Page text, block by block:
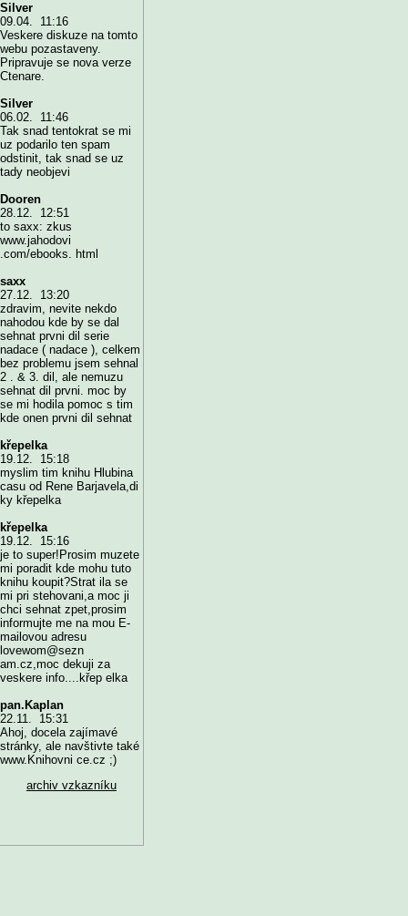
Silver
09.04. 11:16
Veskere diskuze na tomto
webu pozastaveny.
Pripravuje se nova verze
Ctenare.
Silver
06.02. 11:46
Tak snad tentokrat se mi
uz podarilo ten spam
odstinit, tak snad se uz
tady neobjevi
Dooren
28.12. 12:51
to saxx: zkus
www.jahodovi
.com/ebooks. html
saxx
27.12. 13:20
zdravim, nevite nekdo
nahodou kde by se dal
sehnat prvni dil serie
nadace ( nadace ), celkem
bez problemu jsem sehnal
2 . & 3. dil, ale nemuzu
sehnat dil prvni. moc by
se mi hodila pomoc s tim
kde onen prvni dil sehnat
křepelka
19.12. 15:18
myslim tim knihu Hlubina
casu od Rene Barjavela,di
ky křepelka
křepelka
19.12. 15:16
je to super!Prosim muzete
mi poradit kde mohu tuto
knihu koupit?Strat ila se
mi pri stehovani,a moc ji
chci sehnat zpet,prosim
informujte me na mou E-
mailovou adresu
lovewom@sezn
am.cz,moc dekuji za
veskere info....křep elka
pan.Kaplan
22.11. 15:31
Ahoj, docela zajímavé
stránky, ale navštivte také
www.Knihovni ce.cz ;)
archiv vzkazníku